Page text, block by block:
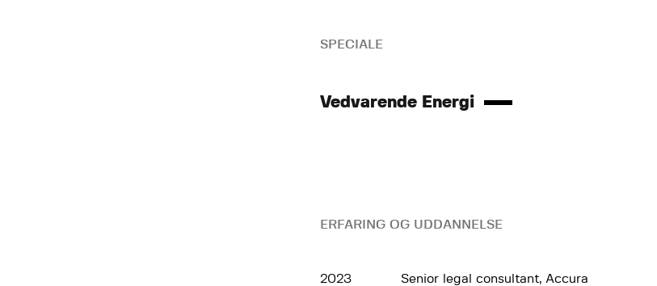
SPECIALE
Vedvarende Energi
ERFARING OG UDDANNELSE
2023 Senior legal consultant, Accura